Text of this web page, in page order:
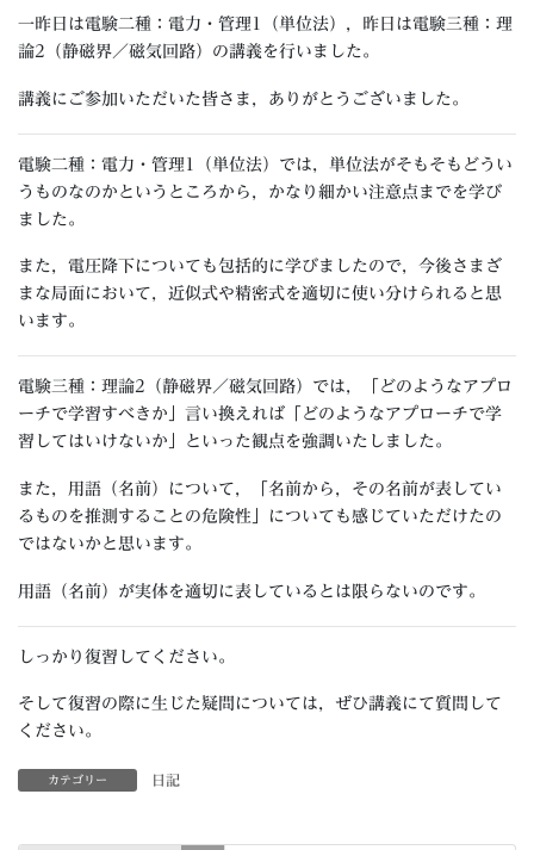
一昨日は電験二種：電力・管理1（単位法），昨日は電験三種：理
論2（静磁界／磁気回路）の講義を行いました。
講義にご参加いただいた皆さま，ありがとうございました。
電験二種：電力・管理1（単位法）では，単位法がそもそもどうい
うものなのかというところから，かなり細かい注意点までを学び
ました。
また，電圧降下についても包括的に学びましたので，今後さまざ
まな局面において，近似式や精密式を適切に使い分けられると思
います。
電験三種：理論2（静磁界／磁気回路）では，「どのようなアプロ
ーチで学習すべきか」言い換えれば「どのようなアプローチで学
習してはいけないか」といった観点を強調いたしました。
また，用語（名前）について，「名前から，その名前が表してい
るものを推測することの危険性」についても感じていただけたの
ではないかと思います。
用語（名前）が実体を適切に表しているとは限らないのです。
しっかり復習してください。
そして復習の際に生じた疑問については，ぜひ講義にて質問して
ください。
カテゴリー 日記